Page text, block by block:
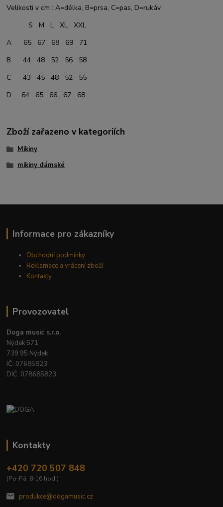
Velikosti v cm : A=délka, B=prsa, C=pas, D=rukáv
S M L XL XXL
A 65 67 68 69 71
B 44 48 52 56 58
C 43 45 48 52 55
D 64 65 66 67 68
Zboží zařazeno v kategoriích
Mikiny
mikiny dámské
Informace pro zákazníky
Obchodní podmínky
Reklamace a vrácení zboží
Kontakty
Provozovatel
Doga music s.r.o.
Nýdek 571
739 95 Nýdek
IČ: 07685823
DIČ: 078685823
Kontakty
+420 720 507 848
(Po-Pá, 8-16 hod.)
produkce@dogamusic.cz